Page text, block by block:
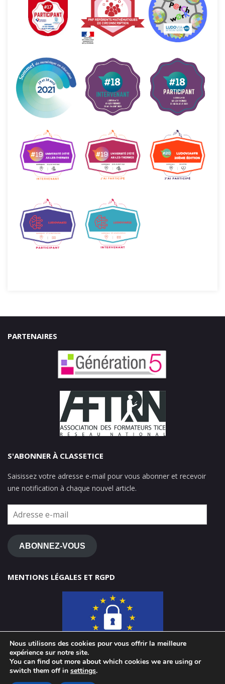
PARTENAIRES
S'ABONNER À CLASSETICE
Saisissez votre adresse e-mail pour vous abonner et recevoir
une notification à chaque nouvel article.
Adresse
e-
mail
ABONNEZ-VOUS
MENTIONS LÉGALES ET RGPD
© 2026 ClasseTICE 1d
Nous utilisons des cookies pour vous offrir la meilleure
expérience sur notre site.
You can find out more about which cookies we are using or
switch them off in settings.